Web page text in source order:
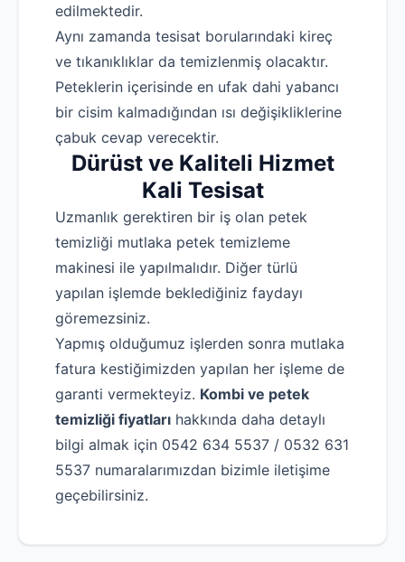
edilmektedir.
Aynı zamanda tesisat borularındaki kireç
ve tıkanıklıklar da temizlenmiş olacaktır.
Peteklerin içerisinde en ufak dahi yabancı
bir cisim kalmadığından ısı değişikliklerine
çabuk cevap verecektir.
Dürüst ve Kaliteli Hizmet
Kali Tesisat
Uzmanlık gerektiren bir iş olan petek
temizliği mutlaka petek temizleme
makinesi ile yapılmalıdır. Diğer türlü
yapılan işlemde beklediğiniz faydayı
göremezsiniz.
Yapmış olduğumuz işlerden sonra mutlaka
fatura kestiğimizden yapılan her işleme de
garanti vermekteyiz. Kombi ve petek
temizliği fiyatları hakkında daha detaylı
bilgi almak için 0542 634 5537 / 0532 631
5537 numaralarımızdan bizimle iletişime
geçebilirsiniz.